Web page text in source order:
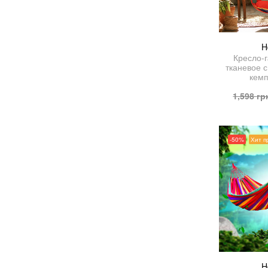
Кресло-
тканевое
1,598
-50% Хит